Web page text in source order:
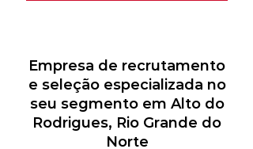
Empresa de recrutamento
e seleção especializada no
seu segmento em Alto do
Rodrigues, Rio Grande do
Norte